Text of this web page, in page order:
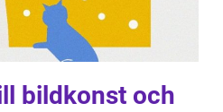
bildkonst och